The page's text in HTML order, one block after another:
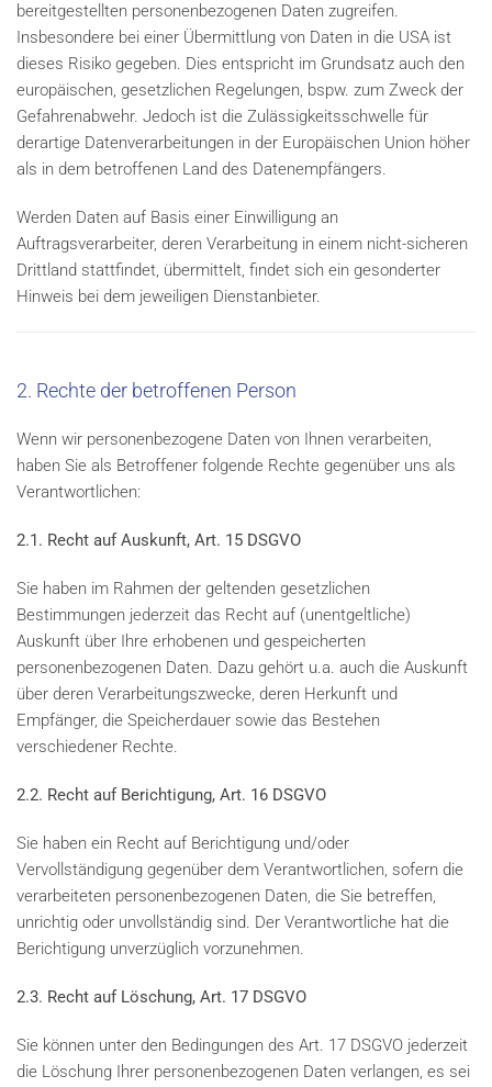
bereitgestellten personenbezogenen Daten zugreifen.
Insbesondere bei einer Übermittlung von Daten in die USA ist
dieses Risiko gegeben. Dies entspricht im Grundsatz auch den
europäischen, gesetzlichen Regelungen, bspw. zum Zweck der
Gefahrenabwehr. Jedoch ist die Zulässigkeitsschwelle für
derartige Datenverarbeitungen in der Europäischen Union höher
als in dem betroffenen Land des Datenempfängers.
Werden Daten auf Basis einer Einwilligung an
Auftragsverarbeiter, deren Verarbeitung in einem nicht-sicheren
Drittland stattfindet, übermittelt, findet sich ein gesonderter
Hinweis bei dem jeweiligen Dienstanbieter.
2. Rechte der betroffenen Person
Wenn wir personenbezogene Daten von Ihnen verarbeiten,
haben Sie als Betroffener folgende Rechte gegenüber uns als
Verantwortlichen:
2.1. Recht auf Auskunft, Art. 15 DSGVO
Sie haben im Rahmen der geltenden gesetzlichen
Bestimmungen jederzeit das Recht auf (unentgeltliche)
Auskunft über Ihre erhobenen und gespeicherten
personenbezogenen Daten. Dazu gehört u.a. auch die Auskunft
über deren Verarbeitungszwecke, deren Herkunft und
Empfänger, die Speicherdauer sowie das Bestehen
verschiedener Rechte.
2.2. Recht auf Berichtigung, Art. 16 DSGVO
Sie haben ein Recht auf Berichtigung und/oder
Vervollständigung gegenüber dem Verantwortlichen, sofern die
verarbeiteten personenbezogenen Daten, die Sie betreffen,
unrichtig oder unvollständig sind. Der Verantwortliche hat die
Berichtigung unverzüglich vorzunehmen.
2.3. Recht auf Löschung, Art. 17 DSGVO
Sie können unter den Bedingungen des Art. 17 DSGVO jederzeit
die Löschung Ihrer personenbezogenen Daten verlangen, es sei